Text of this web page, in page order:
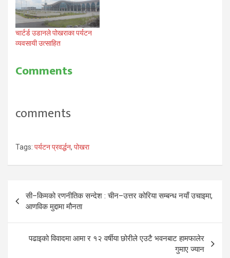
चार्टर्ड उडानले पोखराका पर्यटन
व्यवसायी उत्साहित
Comments
comments
Tags: पर्यटन प्रवर्द्धन, पोखरा
Post
navigation
सी–किमको रणनीतिक सन्देश : चीन–उत्तर कोरिया सम्बन्ध नयाँ उचाइमा,
आणविक मुद्दामा मौनता
पढाइको विवादमा आमा र १२ वर्षीया छोरीले एउटै भवनबाट हामफालेर
गुमाए ज्यान